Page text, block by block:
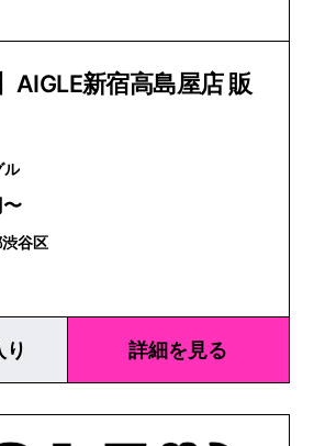
AIGLE新宿高島屋店 販
グル
谷区
り 詳細を見る